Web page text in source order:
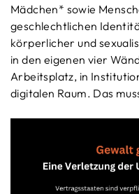
Mädchen* sowie
geschlechtlichen
körperlicher und
in den eigenen vier
Arbeitsplatz, in
digitalen Raum. Das